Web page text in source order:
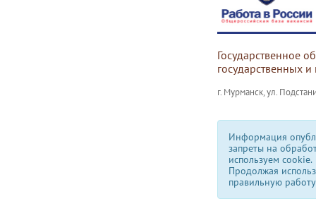
Государственное
государственных
г. Мурманск, ул.
Информация
запреты на
используем сookie.
Продолжая
правильную